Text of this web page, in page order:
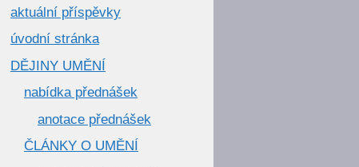
aktuální příspěvky
úvodní stránka
DĚJINY UMĚNÍ
nabídka přednášek
anotace přednášek
ČLÁNKY O UMĚNÍ